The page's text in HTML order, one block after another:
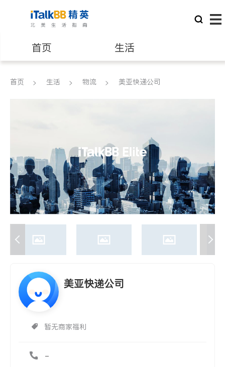
首页 生活
医生 律师
养老 非盈利组织
首页 生活 物流 美亚快递公司
美亚快递公司
暂无商家福利
-